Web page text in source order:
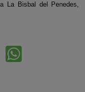
La Bisbal del Penedes,